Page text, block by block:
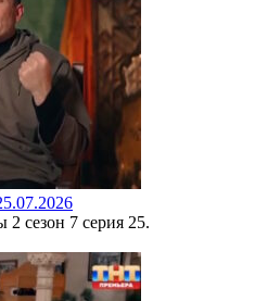
сезон 7 серия 25.